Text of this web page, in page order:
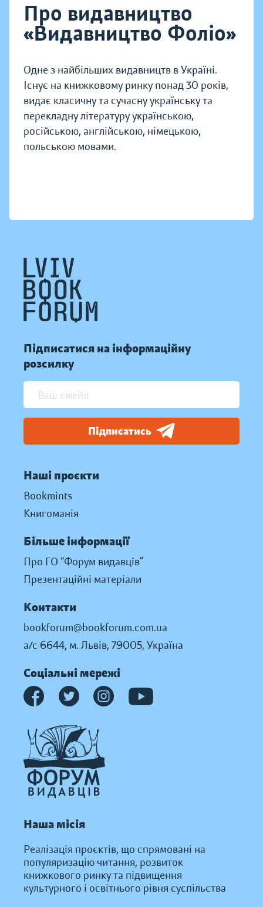
Про видавництво
«Видавництво Фоліо»
Одне з найбільших видавництв в Україні.
Існує на книжковому ринку понад 30 років,
видає класичну та сучасну українську та
перекладну літературу українською,
російською, англійською, німецькою,
польською мовами.
Підписатися на інформаційну
розсилку
Підписатись
Наші проєкти
Bookmints
Книгоманія
Більше інформації
Про ГО “Форум видавців”
Презентаційні матеріали
Контакти
bookforum@bookforum.com.ua
а/с 6644, м. Львів, 79005, Україна
Соціальні мережі
Наша місія
Реалізація проєктів, що спрямовані на
популяризацію читання, розвиток
книжкового ринку та підвищення
культурного і освітнього рівня суспільства